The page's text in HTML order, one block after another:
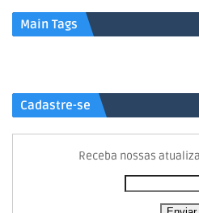
Main Tags
Cadastre-se
Receba nossas